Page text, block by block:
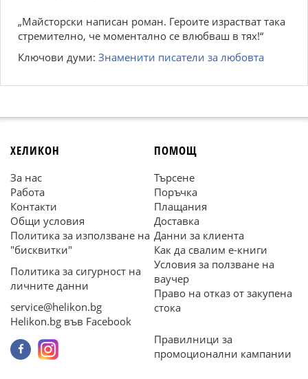
„Майсторски написан роман. Героите израстват така
стремително, че моментално се влюбваш в тях!“
Ключови думи: Знаменити писатели за любовта
ХЕЛИКОН
За нас
Работа
Контакти
Общи условия
Политика за използване на
"бисквитки"
Политика за сигурност на
личните данни
service@helikon.bg
Helikon.bg във Facebook
ПОМОЩ
Търсене
Поръчка
Плащания
Доставка
Данни за клиента
Как да свалим е-книги
Условия за ползване на
ваучер
Право на отказ от закупена
стока
Правилници за
промоционални кампании